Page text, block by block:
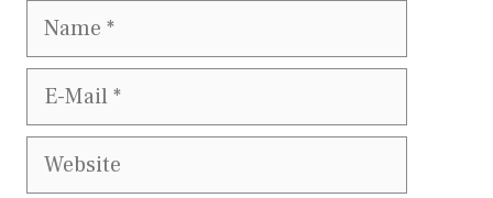
Name
E-
Website